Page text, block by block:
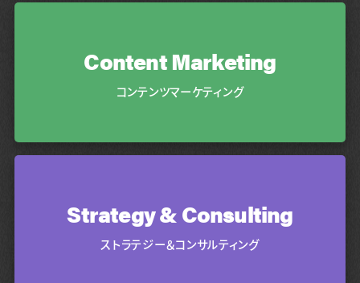
Content Marketing
コンテンツマーケティング
Strategy & Consulting
ストラテジー＆コンサルティング